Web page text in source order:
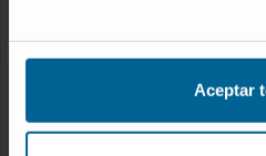
Aceptar
Our Researchers